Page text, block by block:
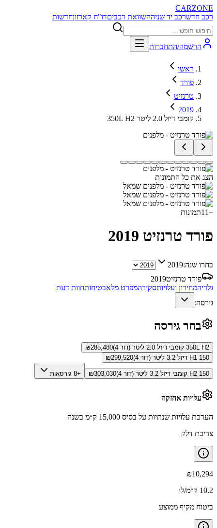
CARZONE
רכב חדשרכב יד שניההשוואת רכביםדו"ח קארזוןחדשות
הרשמה/התחברות
ראשי
פורד
טרנזיט
2019
350L H2 קומבי דיזל 2.0 ליטר
הצג את כל התמונות
+
11תמונות
פורד טרנזיט 2019
בחרו שנה:2019
פורד טרנזיט2019
גלריהמחירון ועלויותסקירהמפרט מלאבטיחותחוות דעת
גירסה:
בחר גירסה
350L H2 קומבי דיזל 2.0 ליטר (דור 4) ₪285,480
150 H1 דיזל 3.2 ליטר (דור 4)
₪299,520
150 H2 קומבי דיזל 3.2 ליטר (דור 4) ₪303,030 +8 גירסאות
עלויות אחזקה
הערכת עלויות שנתיות על בסיס 15,000 ק״מ בשנה
צריכת דלק
₪10,294
10.2 ק״מ/ל׳
ביטוח מקיף ממוצע